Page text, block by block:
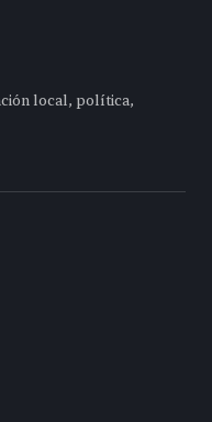
local, política,